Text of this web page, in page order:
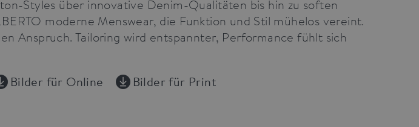
Styles über innovative Denim-Qualitäten bis hin zu soften
moderne Menswear, die Funktion und Stil mühelos vereint.
Anspruch. Tailoring wird entspannter, Performance fühlt sich
Bilder für Online Bilder für Print